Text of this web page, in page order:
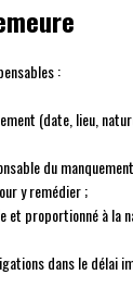
:
(date, lieu,
du
y remédier ;
proportionné à la
dans le délai